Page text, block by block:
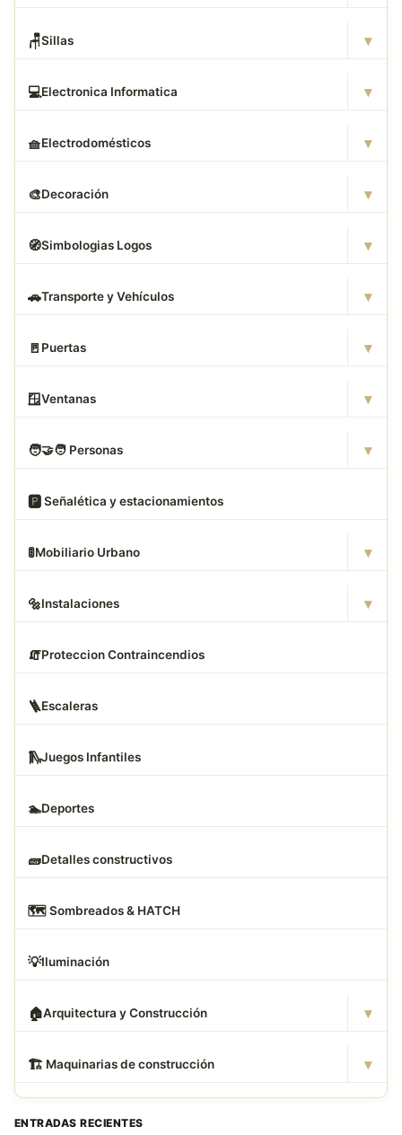
🪑Sillas ▾
💻Electronica Informatica ▾
🧺Electrodomésticos ▾
🎨Decoración ▾
🧭Simbologias Logos ▾
🚗Transporte y Vehículos ▾
🚪 Puertas ▾
🪟Ventanas ▾
🧑‍🤝‍🧑 Personas ▾
🅿️ Señalética y estacionamientos
🚦Mobiliario Urbano ▾
🔩Instalaciones ▾
🧯Proteccion Contraincendios
🪜Escaleras
🛝Juegos Infantiles
🏊Deportes
🧱Detalles constructivos
🗺️ Sombreados & HATCH
💡Iluminación
🏠Arquitectura y Construcción ▾
🏗 ️ Maquinarias de construcción ▾
ENTRADAS RECIENTES